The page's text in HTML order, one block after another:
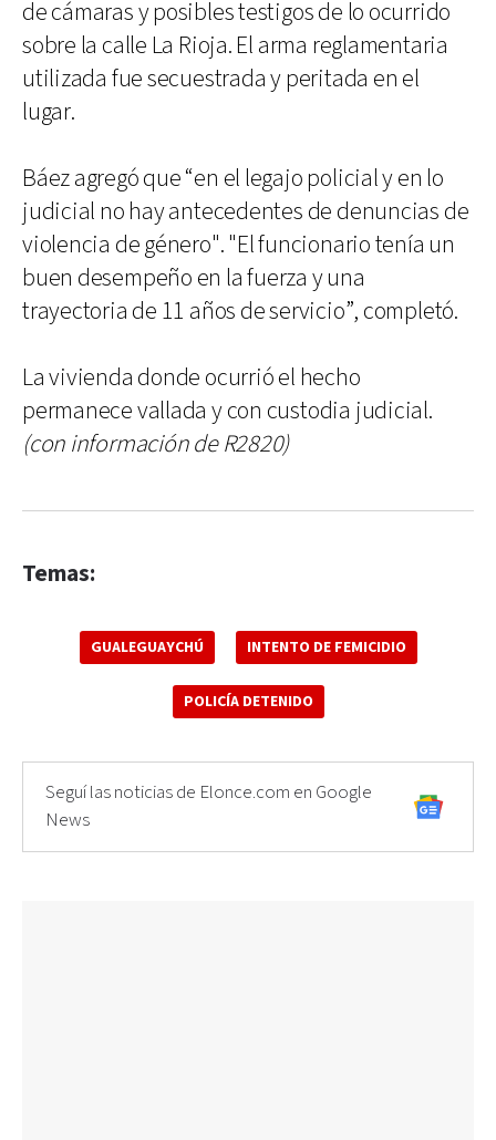
de cámaras y posibles testigos de lo ocurrido
sobre la calle La Rioja. El arma reglamentaria
utilizada fue secuestrada y peritada en el
lugar.
Báez agregó que “en el legajo policial y en lo
judicial no hay antecedentes de denuncias de
violencia de género". "El funcionario tenía un
buen desempeño en la fuerza y una
trayectoria de 11 años de servicio”, completó.
La vivienda donde ocurrió el hecho
permanece vallada y con custodia judicial.
(con información de R2820)
Temas:
GUALEGUAYCHÚ INTENTO DE FEMICIDIO
POLICÍA DETENIDO
Seguí las noticias de Elonce.com en Google
News